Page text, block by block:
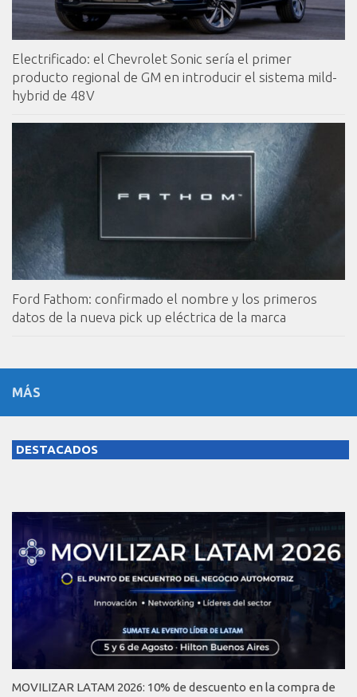
Electrificado: el Chevrolet Sonic sería el primer
producto regional de GM en introducir el sistema mild-
hybrid de 48V
Ford Fathom: confirmado el nombre y los primeros
datos de la nueva pick up eléctrica de la marca
MÁS
DESTACADOS
MOVILIZAR LATAM 2026: 10% de descuento en la compra de